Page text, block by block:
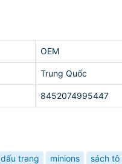
OEM
Trung Quốc
8452074995447
trang minions sách tô